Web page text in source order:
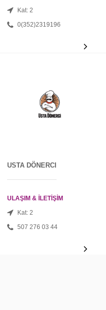
Kat: 2
0(352)2319196
USTA DÖNERCI
ULAŞIM & İLETİŞİM
Kat: 2
507 276 03 44